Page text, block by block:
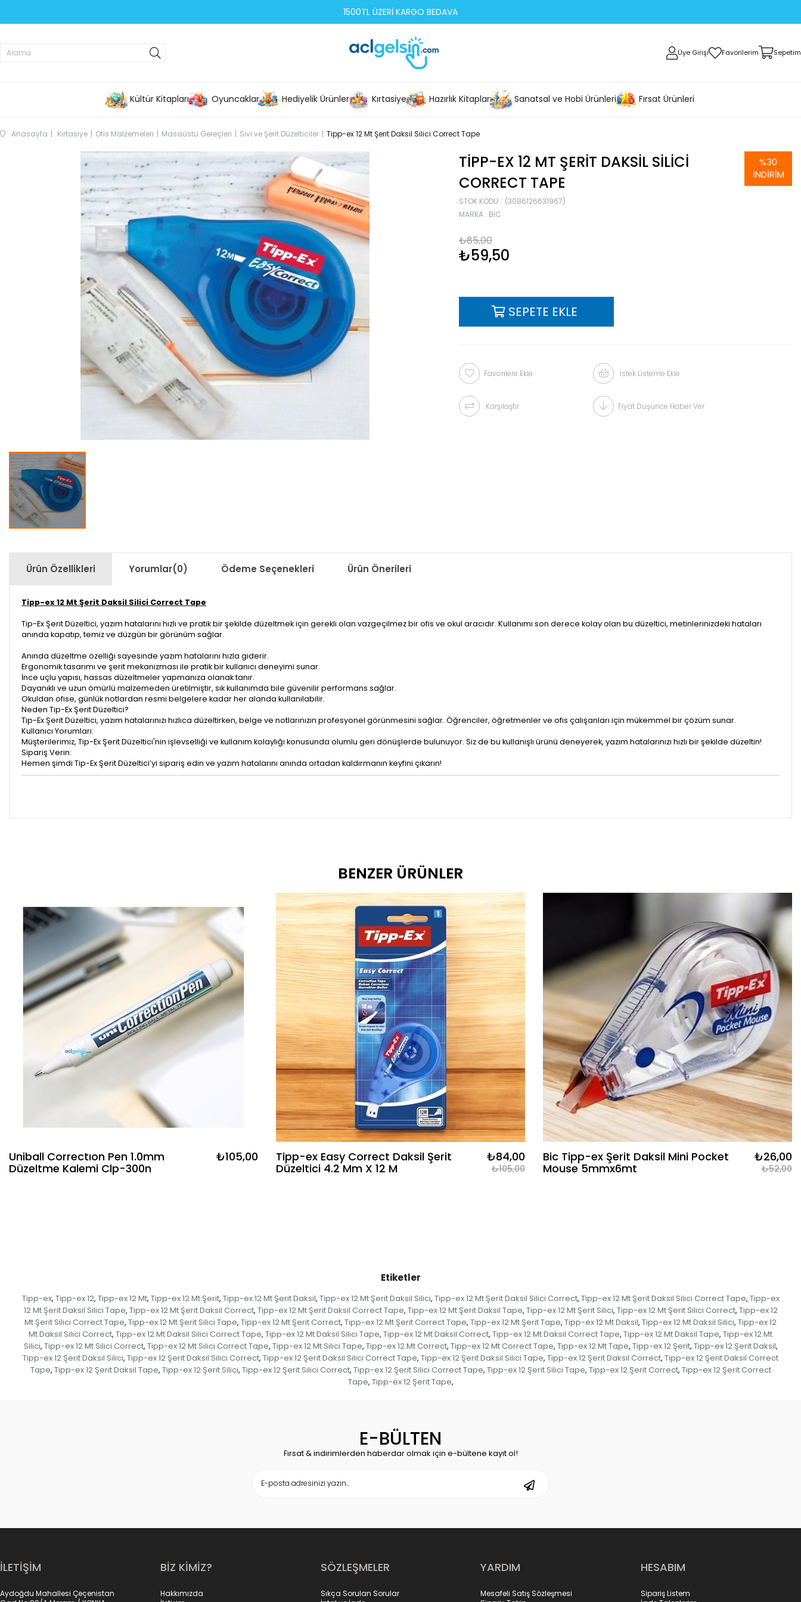
1500TL ÜZERİ KARGO BEDAVA
Üye Girişi Favorilerim Sepetim
Kültür Kitapları Oyuncaklar Hediyelik Ürünler Kırtasiye Hazırlık Kitapları Sanatsal ve Hobi Ürünleri Fırsat Ürünleri
Anasayfa Kırtasiye Ofis Malzemeleri Masaüstü Gereçleri Sıvı ve Şerit Düzelticiler Tipp-ex 12 Mt Şerit Daksil Silici Correct Tape
TIPP-EX 12 MT ŞERIT DAKSIL SILICI
CORRECT TAPE
STOK KODU
(3086126631967)
MARKA : BIC
₺85,00
₺59,50
%30
İNDIRIM
Favorilere Ekle İstek Listeme Ekle
Karşılaştır Fiyat Düşünce Haber Ver
Ürün Özellikleri Yorumlar(0) Ödeme Seçenekleri Ürün Önerileri
Tipp-ex 12 Mt Şerit Daksil Silici Correct Tape
Tip-Ex Şerit Düzeltici, yazım hatalarını hızlı ve pratik bir şekilde düzeltmek için gerekli olan vazgeçilmez bir ofis ve okul aracıdır. Kullanımı son derece kolay olan bu düzeltici, metinlerinizdeki hataları
anında kapatıp, temiz ve düzgün bir görünüm sağlar.
Anında düzeltme özelliği sayesinde yazım hatalarını hızla giderir.
Ergonomik tasarımı ve şerit mekanizması ile pratik bir kullanıcı deneyimi sunar.
İnce uçlu yapısı, hassas düzeltmeler yapmanıza olanak tanır.
Dayanıklı ve uzun ömürlü malzemeden üretilmiştir, sık kullanımda bile güvenilir performans sağlar.
Okuldan ofise, günlük notlardan resmi belgelere kadar her alanda kullanılabilir.
Neden Tip-Ex Şerit Düzeltici?
Tip-Ex Şerit Düzeltici, yazım hatalarınızı hızlıca düzeltirken, belge ve notlarınızın profesyonel görünmesini sağlar. Öğrenciler, öğretmenler ve ofis çalışanları için mükemmel bir çözüm sunar.
Kullanıcı Yorumları:
Müşterilerimiz, Tip-Ex Şerit Düzeltici'nin işlevselliği ve kullanım kolaylığı konusunda olumlu geri dönüşlerde bulunuyor. Siz de bu kullanışlı ürünü deneyerek, yazım hatalarınızı hızlı bir şekilde düzeltin!
Sipariş Verin:
Hemen şimdi Tip-Ex Şerit Düzeltici’yi sipariş edin ve yazım hatalarını anında ortadan kaldırmanın keyfini çıkarın!
BENZER ÜRÜNLER
Uniball Correctıon Pen 1.0mm
Düzeltme Kalemi Clp-300n
₺105,00
Tipp-ex Easy Correct Daksil Şerit
Düzeltici 4.2 Mm X 12 M
₺84,00
₺105,00
Bic Tipp-ex Şerit Daksil Mini Pocket
Mouse 5mmx6mt
₺26,00
₺52,00
Etiketler
Tipp-ex, Tipp-ex 12, Tipp-ex 12 Mt, Tipp-ex 12 Mt Şerit, Tipp-ex 12 Mt Şerit Daksil, Tipp-ex 12 Mt Şerit Daksil Silici, Tipp-ex 12 Mt Şerit Daksil Silici Correct, Tipp-ex 12 Mt Şerit Daksil Silici Correct Tape, Tipp-ex
12 Mt Şerit Daksil Silici Tape, Tipp-ex 12 Mt Şerit Daksil Correct, Tipp-ex 12 Mt Şerit Daksil Correct Tape, Tipp-ex 12 Mt Şerit Daksil Tape, Tipp-ex 12 Mt Şerit Silici, Tipp-ex 12 Mt Şerit Silici Correct, Tipp-ex 12
Mt Şerit Silici Correct Tape, Tipp-ex 12 Mt Şerit Silici Tape, Tipp-ex 12 Mt Şerit Correct, Tipp-ex 12 Mt Şerit Correct Tape, Tipp-ex 12 Mt Şerit Tape, Tipp-ex 12 Mt Daksil, Tipp-ex 12 Mt Daksil Silici, Tipp-ex 12
Mt Daksil Silici Correct, Tipp-ex 12 Mt Daksil Silici Correct Tape, Tipp-ex 12 Mt Daksil Silici Tape, Tipp-ex 12 Mt Daksil Correct, Tipp-ex 12 Mt Daksil Correct Tape, Tipp-ex 12 Mt Daksil Tape, Tipp-ex 12 Mt
Silici, Tipp-ex 12 Mt Silici Correct, Tipp-ex 12 Mt Silici Correct Tape, Tipp-ex 12 Mt Silici Tape, Tipp-ex 12 Mt Correct, Tipp-ex 12 Mt Correct Tape, Tipp-ex 12 Mt Tape, Tipp-ex 12 Şerit, Tipp-ex 12 Şerit Daksil,
Tipp-ex 12 Şerit Daksil Silici, Tipp-ex 12 Şerit Daksil Silici Correct, Tipp-ex 12 Şerit Daksil Silici Correct Tape, Tipp-ex 12 Şerit Daksil Silici Tape, Tipp-ex 12 Şerit Daksil Correct, Tipp-ex 12 Şerit Daksil Correct
Tape, Tipp-ex 12 Şerit Daksil Tape, Tipp-ex 12 Şerit Silici, Tipp-ex 12 Şerit Silici Correct, Tipp-ex 12 Şerit Silici Correct Tape, Tipp-ex 12 Şerit Silici Tape, Tipp-ex 12 Şerit Correct, Tipp-ex 12 Şerit Correct
Tape, Tipp-ex 12 Şerit Tape,
E-BÜLTEN
Fırsat & indirimlerden haberdar olmak için e-bültene kayıt ol!
İLETİŞİM
Aydoğdu Mahallesi Çeçenistan
BİZ KİMİZ?
Hakkımızda
SÖZLEŞMELER
Sıkça Sorulan Sorular
YARDIM
Mesafeli Satış Sözleşmesi
HESABIM
Sipariş Listem